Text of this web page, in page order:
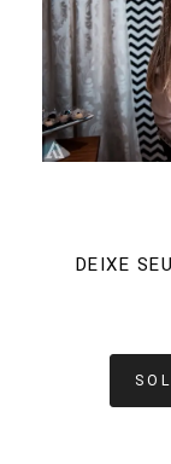
DEIXE